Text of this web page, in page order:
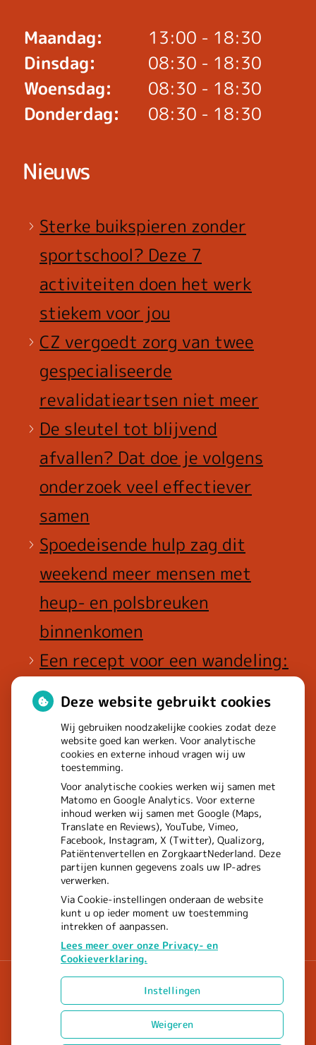
Maandag:
13:00 - 18:30
Dinsdag:
08:30 - 18:30
Woensdag:
08:30 - 18:30
Donderdag:
08:30 - 18:30
Nieuws
Sterke buikspieren zonder
sportschool? Deze 7
activiteiten doen het werk
stiekem voor jou
CZ vergoedt zorg van twee
gespecialiseerde
revalidatieartsen niet meer
De sleutel tot blijvend
afvallen? Dat doe je volgens
onderzoek veel effectiever
samen
Spoedeisende hulp zag dit
weekend meer mensen met
heup- en polsbreuken
binnenkomen
Een recept voor een wandeling:
waarom Erasmus MC patiënten
het park in stuurt
Uw Zorg Online|Beheer
Deze website gebruikt cookies
Wij gebruiken noodzakelijke cookies zodat deze
website goed kan werken. Voor analytische
cookies en externe inhoud vragen wij uw
toestemming.
Voor analytische cookies werken wij samen met
Matomo en Google Analytics. Voor externe
inhoud werken wij samen met Google (Maps,
Translate en Reviews), YouTube, Vimeo,
Facebook, Instagram, X (Twitter), Qualizorg,
Patiëntenvertellen en ZorgkaartNederland. Deze
partijen kunnen gegevens zoals uw IP-adres
verwerken.
Via Cookie-instellingen onderaan de website
kunt u op ieder moment uw toestemming
intrekken of aanpassen.
Lees meer over onze Privacy- en
Cookieverklaring.
Instellingen
Weigeren